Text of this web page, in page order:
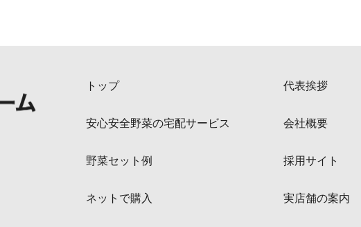
トップ 代表挨拶
安心安全野菜の宅配サービス 会社概要
野菜セット例 採用サイト
ネットで購入 実店舗の案内